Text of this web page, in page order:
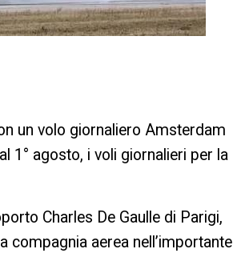
un volo giornaliero Amsterdam
1° agosto, i voli giornalieri per la
Charles De Gaulle di Parigi,
compagnia aerea nell’importante